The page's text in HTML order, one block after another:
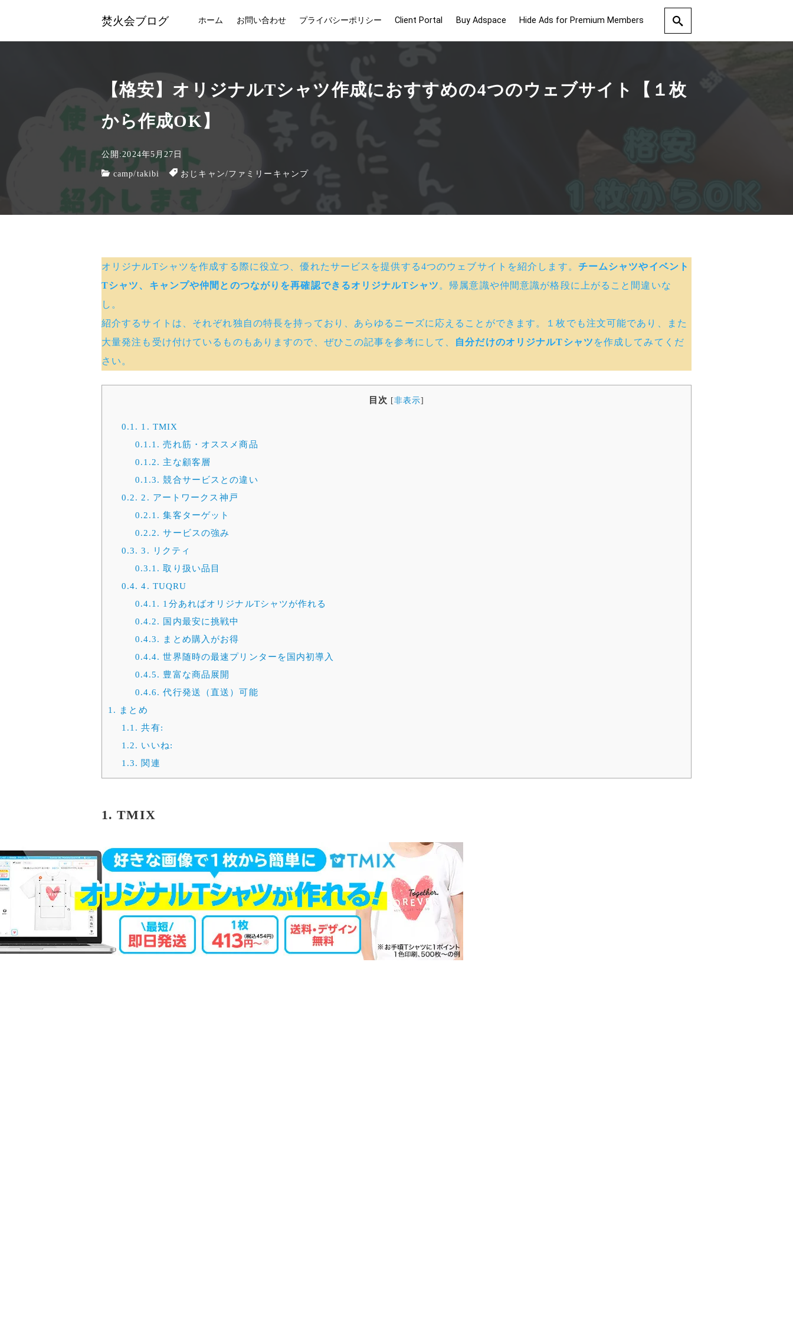
焚火会ブログ ホーム お問い合わせ プライバシーポリシー Client Portal Buy Adspace Hide Ads for Premium Members
【格安】オリジナルTシャツ作成におすすめの4つのウェブサイト【１枚
から作成OK】
公開:2024年5月27日
camp/takibi おじキャン/ファミリーキャンプ
オリジナルTシャツを作成する際に役立つ、優れたサービスを提供する4つのウェブサイトを紹介します。 チームシャツやイベント
Tシャツ、キャンプや仲間とのつながりを再確認できるオリジナルTシャツ 。帰属意識や仲間意識が格段に上がること間違いな
し。
紹介するサイトは、それぞれ独自の特長を持っており、あらゆるニーズに応えることができます。１枚でも注文可能であり、また
大量発注も受け付けているものもありますので、ぜひこの記事を参考にして、
自分だけのオリジナルTシャツ を作成してみてくだ
さい。
目次 [非表示]
0.1. 1. TMIX
0.1.1. 売れ筋・オススメ商品
0.1.2. 主な顧客層
0.1.3. 競合サービスとの違い
0.2. 2. アートワークス神戸
0.2.1. 集客ターゲット
0.2.2. サービスの強み
0.3. 3. リクティ
0.3.1. 取り扱い品目
0.4. 4. TUQRU
0.4.1. 1分あればオリジナルTシャツが作れる
0.4.2. 国内最安に挑戦中
0.4.3. まとめ購入がお得
0.4.4. 世界随時の最速プリンターを国内初導入
0.4.5. 豊富な商品展開
0.4.6. 代行発送（直送）可能
1. まとめ
1.1. 共有:
1.2. いいね:
1.3. 関連
1. TMIX